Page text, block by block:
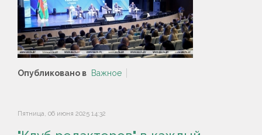
Опубликовано в Важное
Пятница, 06 июня 2025 14:32